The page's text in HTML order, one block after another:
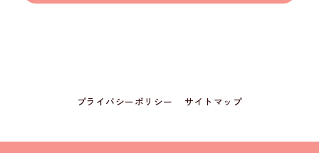
プライバシーポリシー サイトマップ